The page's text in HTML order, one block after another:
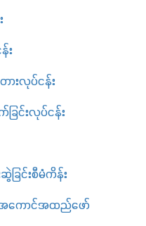
း
းလုပ်ငန်း
ြင်းလုပ်ငန်း
ဆွဲခြင်းစီမံကိန်း
းအကောင်အထည်ဖော်